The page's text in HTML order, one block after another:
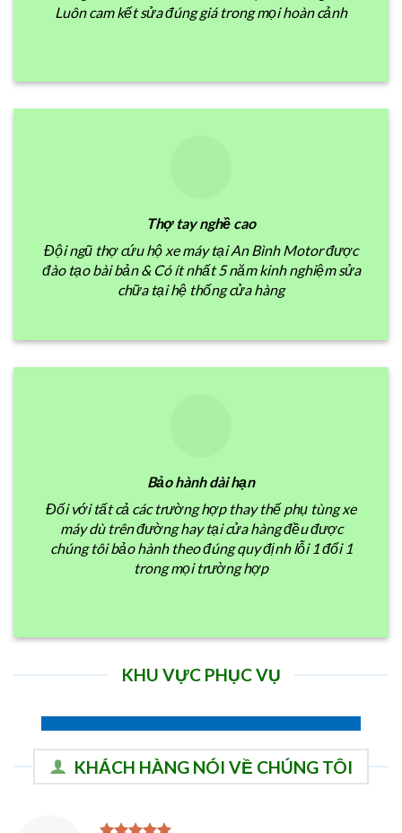
Luôn cam kết sửa đúng giá trong mọi hoàn cảnh
Thợ tay nghề cao
Đội ngũ thợ cứu hộ xe máy tại An Bình Motor được
đào tạo bài bản & Có ít nhất 5 năm kinh nghiệm sửa
chữa tại hệ thống cửa hàng
Bảo hành dài hạn
Đối với tất cả các trường hợp thay thế phụ tùng xe
máy dù trên đường hay tại cửa hàng đều được
chúng tôi bảo hành theo đúng quy định lỗi 1 đổi 1
trong mọi trường hợp
KHU VỰC PHỤC VỤ
Cứu Hộ Xe Máy Bình Tân
KHÁCH HÀNG NÓI VỀ CHÚNG TÔI